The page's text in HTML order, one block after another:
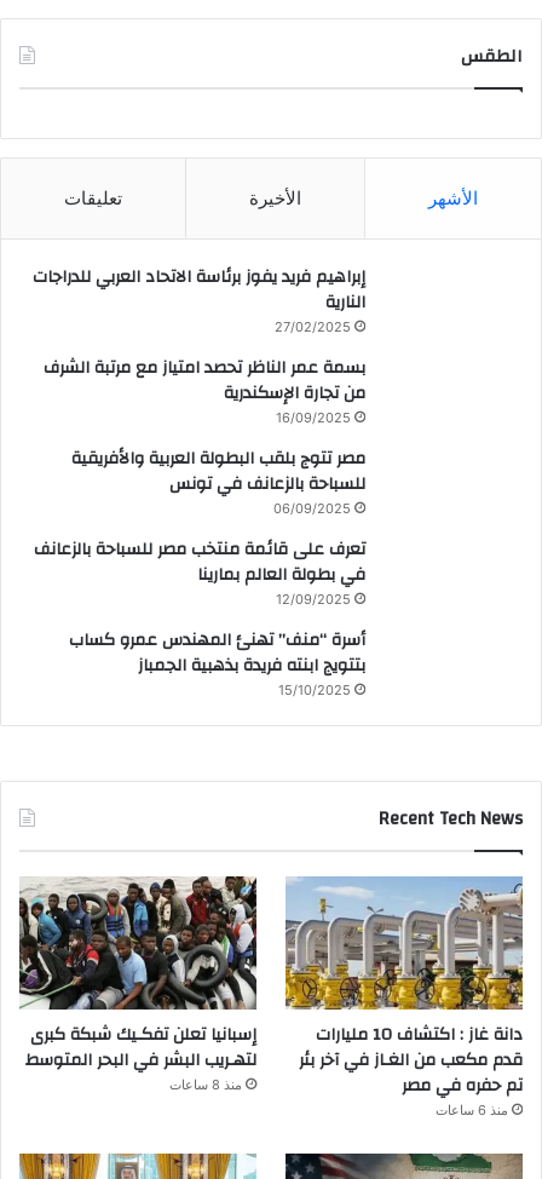
الطقس
الأشهر الأخيرة تعليقات
إبراهيم فريد يفوز برئاسة الاتحاد العربي للدراجات
النارية
27/02/2025
بسمة عمر الناظر تحصد امتياز مع مرتبة الشرف
من تجارة الإسكندرية
16/09/2025
مصر تتوج بلقب البطولة العربية والأفريقية
للسباحة بالزعانف في تونس
06/09/2025
تعرف على قائمة منتخب مصر للسباحة بالزعانف
في بطولة العالم بمارينا
12/09/2025
أسرة “منف” تهنئ المهندس عمرو كساب
بتتويج ابنته فريدة بذهبية الجمباز
15/10/2025
Recent Tech News
دانة غاز : اكتشاف 10 مليارات
قدم مكعب من الغـاز في آخر بئر
تم حفره في مصر
منذ 6 ساعات
إسبانيا تعلن تفكـيك شبكة كبرى
لتهـريب البشر في البحر المتوسط
منذ 8 ساعات